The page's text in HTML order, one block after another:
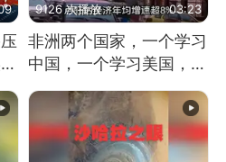
9126 次播放 03:23
非洲两个国家，一个学习
中国，一个学习美国，结
果怎么样了？